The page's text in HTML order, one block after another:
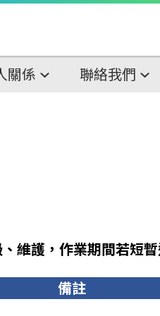
關係 聯絡我們
維護，作業期間若短
備註